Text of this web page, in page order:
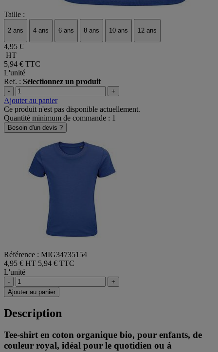
Taille :
2 ans 4 ans 6 ans 8 ans 10 ans 12 ans
4,95 €
HT
5,94 € TTC
L'unité
Ref. : Sélectionnez un produit
- +
Ajouter au panier
Ce produit n'est pas disponible actuellement.
Quantité minimum de commande : 1
Besoin d'un devis ?
Référence : MIG34735154
4,95 € HT 5,94 € TTC
L'unité
-
+
Ajouter au panier
Description
Tee-shirt en coton organique bio, pour enfants, de
couleur royal, idéal pour le quotidien ou à